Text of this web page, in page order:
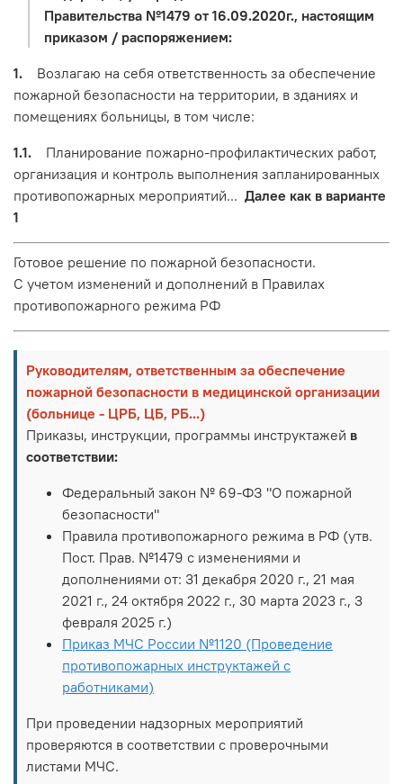
Правительства №1479 от 16.09.2020г., настоящим
приказом / распоряжением:
1. Возлагаю на себя ответственность за обеспечение
пожарной безопасности на территории, в зданиях и
помещениях больницы, в том числе:
1.1. Планирование пожарно-профилактических работ,
организация и контроль выполнения запланированных
противопожарных мероприятий... Далее как в варианте
1
Готовое решение по пожарной безопасности.
С учетом изменений и дополнений в Правилах
противопожарного режима РФ
Руководителям, ответственным за обеспечение
пожарной безопасности в медицинской организации
(больнице - ЦРБ, ЦБ, РБ...)
Приказы, инструкции, программы инструктажей в
соответствии:
Федеральный закон № 69-ФЗ "О пожарной
безопасности"
Правила противопожарного режима в РФ (утв.
Пост. Прав. №1479 с изменениями и
дополнениями от: 31 декабря 2020 г., 21 мая
2021 г., 24 октября 2022 г., 30 марта 2023 г., 3
февраля 2025 г.)
Приказ МЧС России №1120 (Проведение
противопожарных инструктажей с
работниками)
При проведении надзорных мероприятий
проверяются в соответствии с проверочными
листами МЧС.